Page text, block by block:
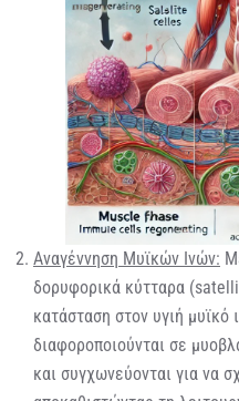
Αναγέννηση Μυϊκών Ινών:
δορυφορικά κύτταρα
κατάσταση στον υγιή μυϊκό
διαφοροποιούνται σε
και συγχωνεύονται για να